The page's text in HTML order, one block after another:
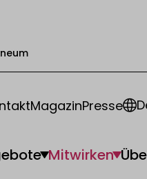
Mitwirken
MagazinPresse